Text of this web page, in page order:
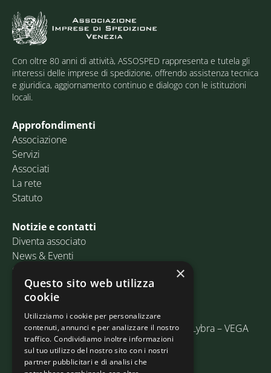
Con oltre 80 anni di attività, ASSOSPED rappresenta e tutela gli
interessi delle imprese di spedizione, offrendo assistenza tecnica
e giuridica, aggiornamento continuo e dialogo con le istituzioni
locali.
Approfondimenti
Associazione
Servizi
Associati
La rete
Statuto
Notizie e contatti
Diventa associato
News & Eventi
Contatti
Email:info@assosped.it
PEC: assospedvenezia@pec.fedespedi.it
Indirizzo: Via delle Industrie, 19/C Edificio Lybra – VEGA
30175 Marghera (VE)
×
Questo sito web utilizza
cookie
Utilizziamo i cookie per personalizzare
contenuti, annunci e per analizzare il nostro
traffico. Condividiamo inoltre informazioni
sul tuo utilizzo del nostro sito con i nostri
partner pubblicitari e di analisi che